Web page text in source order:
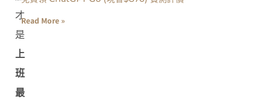
才
是
上
班
最
Read More »